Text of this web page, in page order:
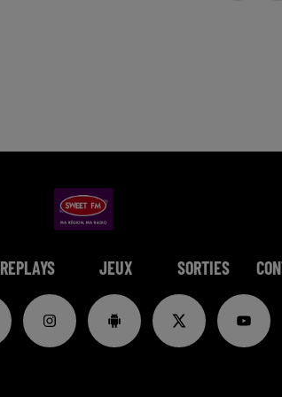
REPLAYS JEUX SORTIES